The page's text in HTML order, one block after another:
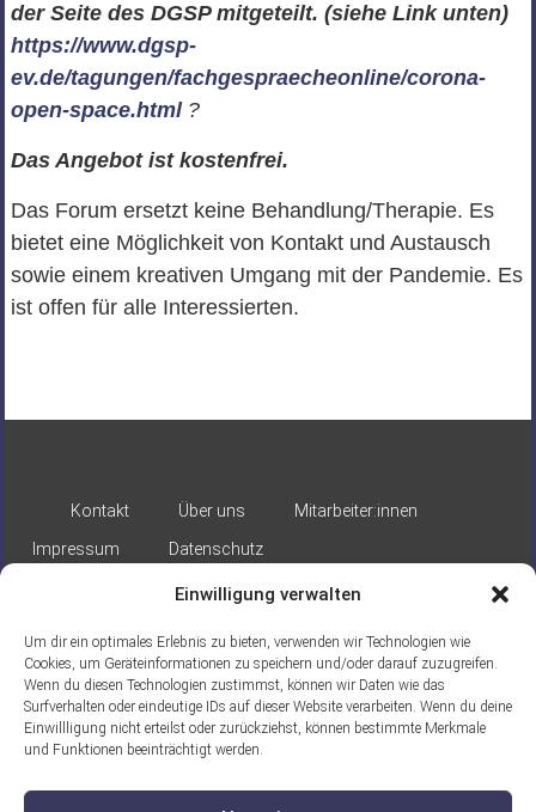
Einwilligung verwalten
Um dir ein optimales Erlebnis zu bieten, verwenden wir Technologien wie
Cookies, um Geräteinformationen zu speichern und/oder darauf zuzugreifen.
Wenn du diesen Technologien zustimmst, können wir Daten wie das
Surfverhalten oder eindeutige IDs auf dieser Website verarbeiten. Wenn du deine
Einwillligung nicht erteilst oder zurückziehst, können bestimmte Merkmale
und Funktionen beeinträchtigt werden.
der Seite des DGSP mitgeteilt. (siehe Link unten)
https://www.dgsp-
ev.de/tagungen/fachgespraecheonline/corona-
open-space.html?
Das Angebot ist kostenfrei.
Das Forum ersetzt keine Behandlung/Therapie. Es
bietet eine Möglichkeit von Kontakt und Austausch
sowie einem kreativen Umgang mit der Pandemie. Es
ist offen für alle Interessierten.
Kontakt Über uns
Mitarbeiter:innen
Impressum
Datenschutz
Gefördert durch: